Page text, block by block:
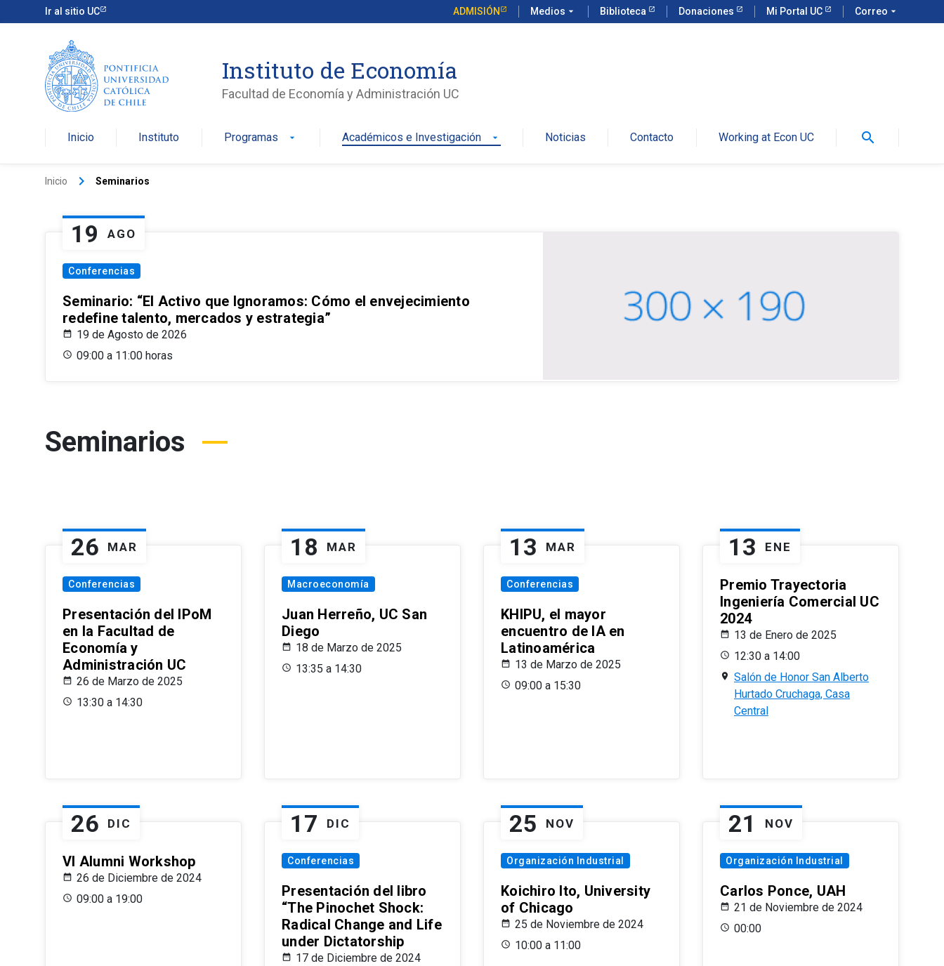
Ir al sitio UC ADMISIÓN Medios arrow_drop_down Biblioteca Donaciones Mi Portal UC Correo arrow_drop_down
Instituto de Economía
Facultad de Economía y Administración UC
Inicio Instituto Programas arrow_drop_down Académicos e Investigación arrow_drop_down Noticias Contacto Working at Econ UC search
Inicio keyboard_arrow_right Seminarios
19 AGO
Conferencias
Seminario: “El Activo que Ignoramos: Cómo el envejecimiento
redefine talento, mercados y estrategia”
19 de Agosto de 2026
09:00 a 11:00 horas
Seminarios
26 MAR
Conferencias
Presentación del IPoM
en la Facultad de
Economía y
Administración UC
26 de Marzo de 2025
13:30 a 14:30
18 MAR
Macroeconomía
Juan Herreño, UC San
Diego
18 de Marzo de 2025
13:35 a 14:30
13 MAR
Conferencias
KHIPU, el mayor
encuentro de IA en
Latinoamérica
13 de Marzo de 2025
09:00 a 15:30
13 ENE
Premio Trayectoria
Ingeniería Comercial UC
2024
13 de Enero de 2025
12:30 a 14:00
Salón de Honor San Alberto
Hurtado Cruchaga, Casa
Central
26 DIC
VI Alumni Workshop
26 de Diciembre de 2024
09:00 a 19:00
17 DIC
Conferencias
Presentación del libro
“The Pinochet Shock:
Radical Change and Life
under Dictatorship
17 de Diciembre de 2024
25 NOV
Organización Industrial
Koichiro Ito, University
of Chicago
25 de Noviembre de 2024
10:00 a 11:00
21 NOV
Organización Industrial
Carlos Ponce, UAH
21 de Noviembre de 2024
00:00